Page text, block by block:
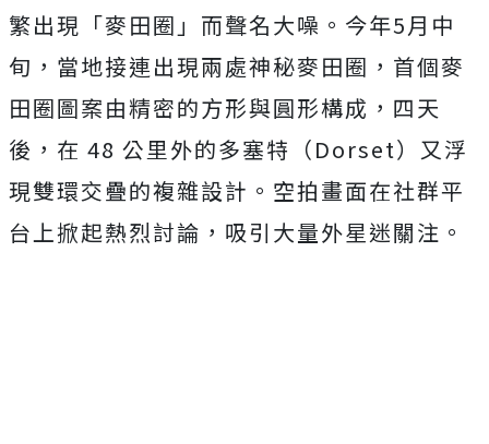
繁出現「麥田圈」而聲名大噪。今年5月中
旬，當地接連出現兩處神秘麥田圈，首個麥
田圈圖案由精密的方形與圓形構成，四天
後，在 48 公里外的多塞特（Dorset）又浮
現雙環交疊的複雜設計。空拍畫面在社群平
台上掀起熱烈討論，吸引大量外星迷關注。